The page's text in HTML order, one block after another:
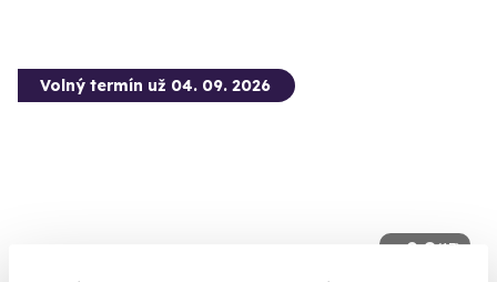
9.8(17)
Volný termín už 04. 09. 2026